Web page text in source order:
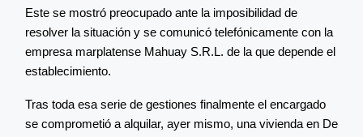
Este se mostró preocupado ante la imposibilidad de
resolver la situación y se comunicó telefónicamente con la
empresa marplatense Mahuay S.R.L. de la que depende el
establecimiento.
Tras toda esa serie de gestiones finalmente el encargado
se comprometió a alquilar, ayer mismo, una vivienda en De